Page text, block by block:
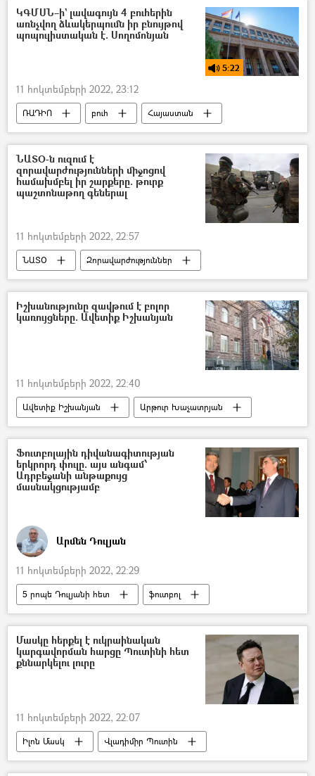
ԿԳՄՍՆ–ի` լավագույն 4 բուհերին
առնչվող ձևակերպումն իր բնույթով
պոպուլիստական է. Սողոմոնյան
5:22
11 հոկտեմբերի 2022, 23:12
ՌԱԴԻՈ բուհ
Հայաստան
կրթություն
փորձագետ պոդկաստ
ՆԱՏՕ-ն ուզում է
զորավարժությունների միջոցով
համախմբել իր շարքերը. թուրք
պաշտոնաթող գեներալ
11 հոկտեմբերի 2022, 22:57
ՆԱՏՕ
Զորավարժություններ
Թուրքիա
գեներալ
Իշխանությունը զավթում է բոլոր
կառույցները. Ավետիք Իշխանյան
11 հոկտեմբերի 2022, 22:40
Ավետիք Իշխանյան
Արթուր Խաչատրյան
Կենտրոնական ընտրական հանձնաժողով (ԿԸՀ)
Բարձրագույն դատական խորհուրդ (ԲԴԽ)
Ֆուտբոլային դիվանագիտության
երկրորդ փուլը. այս անգամ՝
Ադրբեջանի անթաքույց
մասնակցությամբ
Արմեն Դուլյան
11 հոկտեմբերի 2022, 22:29
5 րոպե Դուլյանի հետ
ֆուտբոլ
Հայաստան
Թուրքիա
Ադրբեջան
ֆուտբոլային դիվանագիտություն
Մասկը հերքել է ուկրաինական
կարգավորման հարցը Պուտինի հետ
քննարկելու լուրը
11 հոկտեմբերի 2022, 22:07
Իլոն Մասկ
Վլադիմիր Պուտին
Ուկրաինա